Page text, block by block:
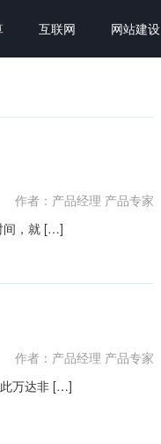
互联网 网站建设
作者：产品经理 产品专家
间，就 […]
作者：产品经理 产品专家
此万达非 […]